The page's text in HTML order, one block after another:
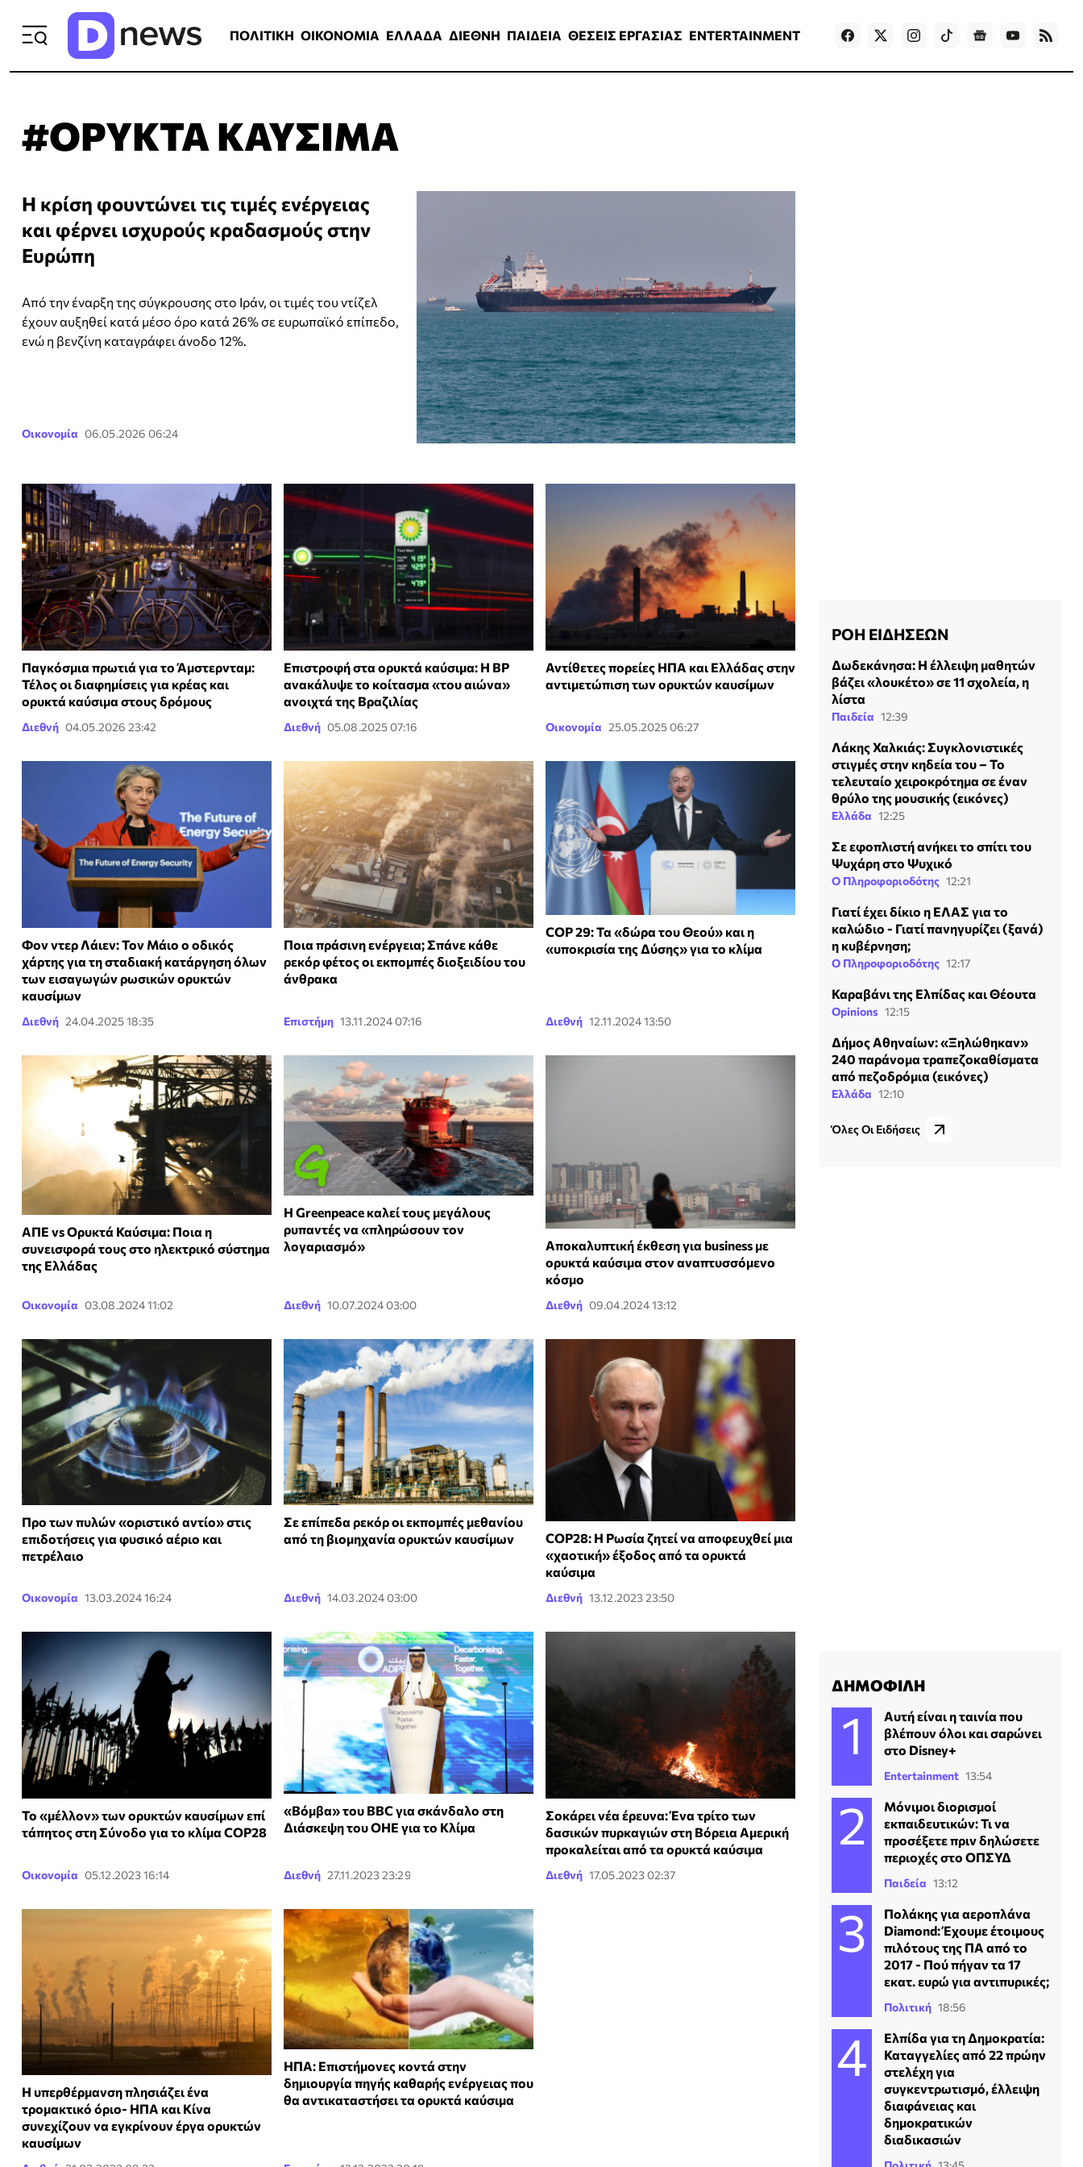
ΠΟΛΙΤΙΚΗ ΟΙΚΟΝΟΜΙΑ ΕΛΛΑΔΑ ΔΙΕΘΝΗ ΠΑΙΔΕΙΑ ΘΕΣΕΙΣ ΕΡΓΑΣΙΑΣ ENTERTAINMENT Games
#ΟΡΥΚΤΑ ΚΑΥΣΙΜΑ
Η κρίση φουντώνει τις τιμές ενέργειας
και φέρνει ισχυρούς κραδασμούς στην
Ευρώπη
Από την έναρξη της σύγκρουσης στο Ιράν, οι τιμές του ντίζελ
έχουν αυξηθεί κατά μέσο όρο κατά 26% σε ευρωπαϊκό επίπεδο,
ενώ η βενζίνη καταγράφει άνοδο 12%.
Οικονομία 06.05.2026 06:24
Παγκόσμια πρωτιά για το Άμστερνταμ:
Τέλος οι διαφημίσεις για κρέας και
ορυκτά καύσιμα στους δρόμους
Διεθνή 04.05.2026 23:42
Επιστροφή στα ορυκτά καύσιμα: H BP
ανακάλυψε το κοίτασμα «του αιώνα»
ανοιχτά της Βραζιλίας
Διεθνή 05.08.2025 07:16
Αντίθετες πορείες ΗΠΑ και Ελλάδας στην
αντιμετώπιση των ορυκτών καυσίμων
Οικονομία 25.05.2025 06:27
Φον ντερ Λάιεν: Τον Μάιο ο οδικός
χάρτης για τη σταδιακή κατάργηση όλων
των εισαγωγών ρωσικών ορυκτών
καυσίμων
Διεθνή 24.04.2025 18:35
Ποια πράσινη ενέργεια; Σπάνε κάθε
ρεκόρ φέτος οι εκπομπές διοξειδίου του
άνθρακα
Επιστήμη 13.11.2024 07:16
COP 29: Τα «δώρα του Θεού» και η
«υποκρισία της Δύσης» για το κλίμα
Διεθνή 12.11.2024 13:50
ΑΠΕ vs Ορυκτά Καύσιμα: Ποια η
συνεισφορά τους στο ηλεκτρικό σύστημα
της Ελλάδας
Οικονομία 03.08.2024 11:02
Η Greenpeace καλεί τους μεγάλους
ρυπαντές να «πληρώσουν τον
λογαριασμό»
Διεθνή 10.07.2024 03:00
Αποκαλυπτική έκθεση για business με
ορυκτά καύσιμα στον αναπτυσσόμενο
κόσμο
Διεθνή 09.04.2024 13:12
Προ των πυλών «οριστικό αντίο» στις
επιδοτήσεις για φυσικό αέριο και
πετρέλαιο
Οικονομία 13.03.2024 16:24
Σε επίπεδα ρεκόρ οι εκπομπές μεθανίου
από τη βιομηχανία ορυκτών καυσίμων
Διεθνή 14.03.2024 03:00
COP28: Η Ρωσία ζητεί να αποφευχθεί μια
«χαοτική» έξοδος από τα ορυκτά
καύσιμα
Διεθνή 13.12.2023 23:50
To «μέλλον» των ορυκτών καυσίμων επί
τάπητος στη Σύνοδο για το κλίμα COP28
Οικονομία 05.12.2023 16:14
«Βόμβα» του BBC για σκάνδαλο στη
Διάσκεψη του ΟΗΕ για το Κλίμα
Διεθνή 27.11.2023 23:29
Σοκάρει νέα έρευνα: Ένα τρίτο των
δασικών πυρκαγιών στη Βόρεια Αμερική
προκαλείται από τα ορυκτά καύσιμα
Διεθνή 17.05.2023 02:37
Η υπερθέρμανση πλησιάζει ένα
τρομακτικό όριο- ΗΠΑ και Κίνα
συνεχίζουν να εγκρίνουν έργα ορυκτών
καυσίμων
ΗΠΑ: Επιστήμονες κοντά στην
δημιουργία πηγής καθαρής ενέργειας που
θα αντικαταστήσει τα ορυκτά καύσιμα
ΡΟΗ ΕΙΔΗΣΕΩΝ
Δωδεκάνησα: Η έλλειψη μαθητών
βάζει «λουκέτο» σε 11 σχολεία, η
λίστα
Παιδεία 12:39
Λάκης Χαλκιάς: Συγκλονιστικές
στιγμές στην κηδεία του – Το
τελευταίο χειροκρότημα σε έναν
θρύλο της μουσικής (εικόνες)
Ελλάδα 12:25
Σε εφοπλιστή ανήκει το σπίτι του
Ψυχάρη στο Ψυχικό
Ο Πληροφοριοδότης 12:21
Γιατί έχει δίκιο η ΕΛΑΣ για το
καλώδιο - Γιατί πανηγυρίζει (ξανά)
η κυβέρνηση;
Ο Πληροφοριοδότης 12:17
Καραβάνι της Ελπίδας και Θέουτα
Opinions 12:15
Δήμος Αθηναίων: «Ξηλώθηκαν»
240 παράνομα τραπεζοκαθίσματα
από πεζοδρόμια (εικόνες)
Ελλάδα 12:10
Όλες Οι Ειδήσεις
ΔΗΜΟΦΙΛΗ
Αυτή είναι η ταινία που
βλέπουν όλοι και σαρώνει
στο Disney+
Entertainment 13:54
Μόνιμοι διορισμοί
εκπαιδευτικών: Τι να
προσέξετε πριν δηλώσετε
περιοχές στο ΟΠΣΥΔ
Παιδεία 13:12
Πολάκης για αεροπλάνα
Diamond: Έχουμε έτοιμους
πιλότους της ΠΑ από το
2017 - Πού πήγαν τα 17
εκατ. ευρώ για αντιπυρικές;
Πολιτική 18:56
Ελπίδα για τη Δημοκρατία:
Καταγγελίες από 22 πρώην
στελέχη για
συγκεντρωτισμό, έλλειψη
διαφάνειας και
δημοκρατικών
διαδικασιών